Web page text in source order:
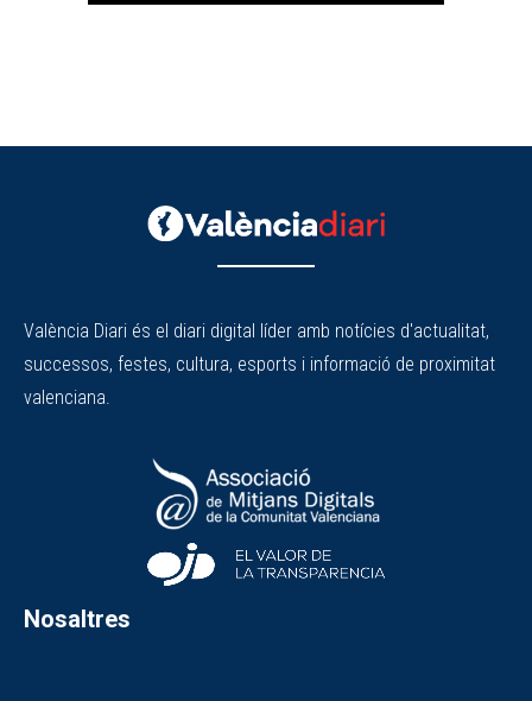
València Diari és el diari digital líder amb notícies d'actualitat,
successos, festes, cultura, esports i informació de proximitat
valenciana.
Nosaltres